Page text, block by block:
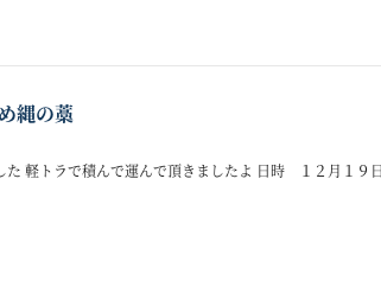
縄の藁
た 軽トラで積んで運んで頂きましたよ 日時 １２月１